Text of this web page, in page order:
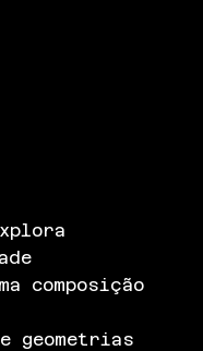
composição
geometrias